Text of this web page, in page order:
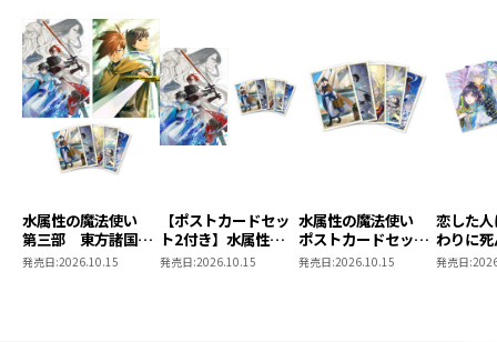
水属性の魔法使い
第三部 東方諸国編
8 同時発売まとめ
発売日:2026.10.15
【ポストカードセッ
ト2付き】水属性の
魔法使い 第三部
発売日:2026.10.15
水属性の魔法使い
ポストカードセット
2
発売日:2026.10.15
恋した
わりに
言った
発売日: